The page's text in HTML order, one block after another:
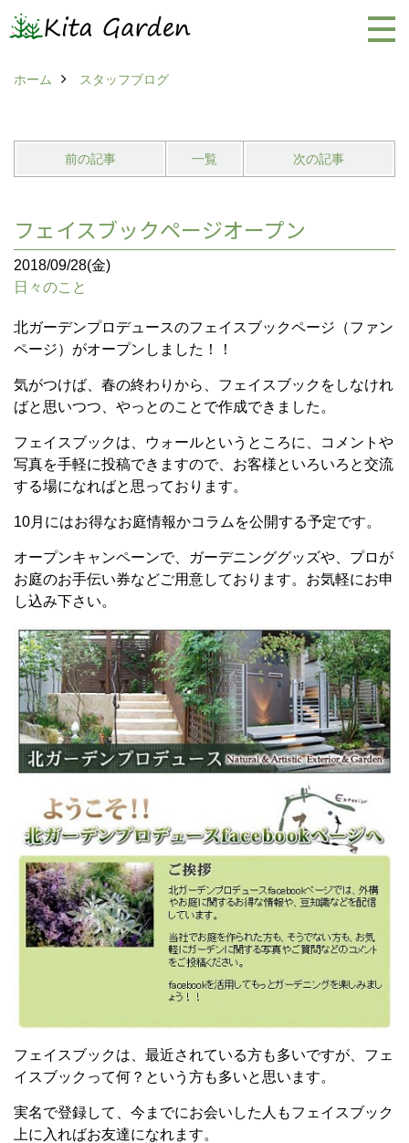
ホーム スタッフブログ
前の記事 一覧 次の記事
フェイスブックページオープン
2018/09/28(金)
日々のこと
北ガーデンプロデュースのフェイスブックページ（ファン
ページ）がオープンしました！！
気がつけば、春の終わりから、フェイスブックをしなけれ
ばと思いつつ、やっとのことで作成できました。
フェイスブックは、ウォールというところに、コメントや
写真を手軽に投稿できますので、お客様といろいろと交流
する場になればと思っております。
10月にはお得なお庭情報かコラムを公開する予定です。
オープンキャンペーンで、ガーデニンググッズや、プロが
お庭のお手伝い券などご用意しております。お気軽にお申
し込み下さい。
フェイスブックは、最近されている方も多いですが、フェ
イスブックって何？という方も多いと思います。
実名で登録して、今までにお会いした人もフェイスブック
上に入ればお友達になれます。